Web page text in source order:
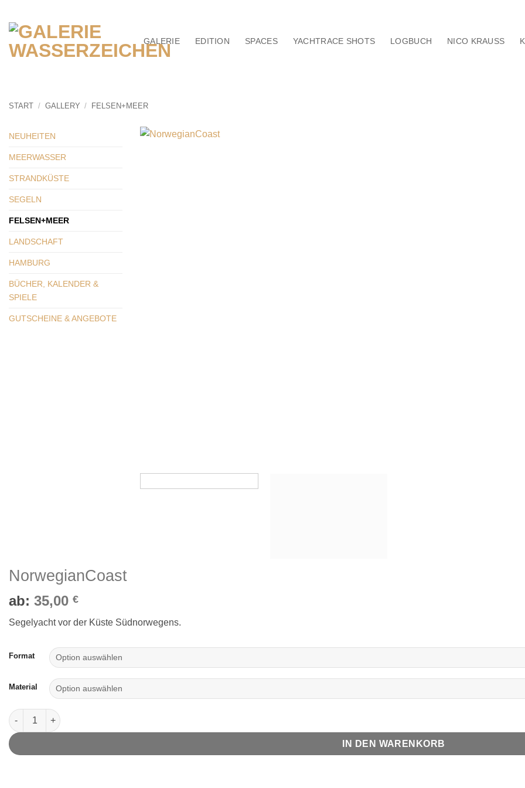
Inhalt
springen
GALERIE EDITION SPACES YACHTRACE SHOTS LOGBUCH NICO KRAUSS
START / GALLERY / FELSEN+MEER
NEUHEITEN
MEERWASSER
STRANDKÜSTE
SEGELN
FELSEN+MEER
LANDSCHAFT
HAMBURG
BÜCHER, KALENDER &
SPIELE
GUTSCHEINE & ANGEBOTE
NorwegianCoast
ab: 35,00 €
Segelyacht vor der Küste Südnorwegens.
Format
Material
NorwegianCoast Menge
IN DEN WARENKORB